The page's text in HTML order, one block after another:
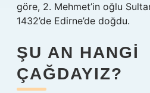
göre, 2. Mehmet’in oğlu
1432’de Edirne’de doğdu.
ŞU AN HANGI
ÇAĞDAYIZ?